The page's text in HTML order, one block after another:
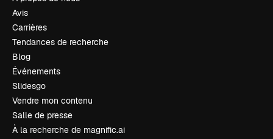
Avis
Carrières
Tendances de recherche
Blog
Événements
Slidesgo
Vendre mon contenu
Salle de presse
À la recherche de magnific.ai